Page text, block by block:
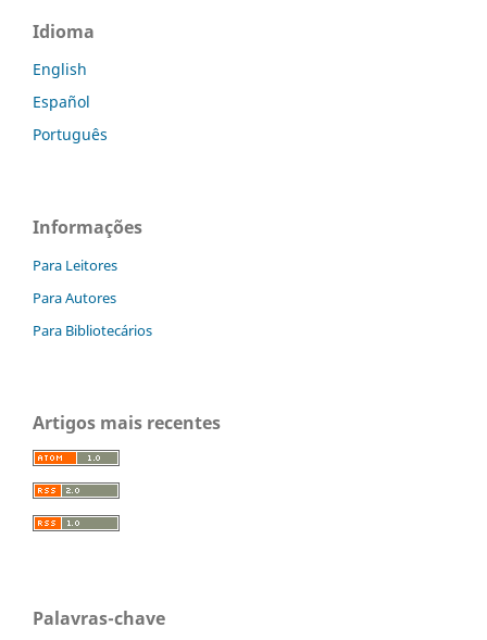
Idioma
English
Español
Português
Informações
Para Leitores
Para Autores
Para Bibliotecários
Artigos mais recentes
Palavras-chave